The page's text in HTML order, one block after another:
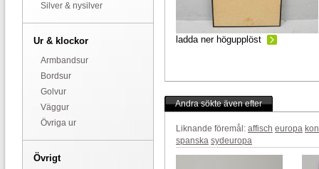
Silver & nysilver
Ur & klockor
Armbandsur
Bordsur
Golvur
Väggur
Övriga ur
Övrigt
ladda ner högupplöst
Andra sökte även efter
Liknande föremål: affisch europa
spanska sydeuropa